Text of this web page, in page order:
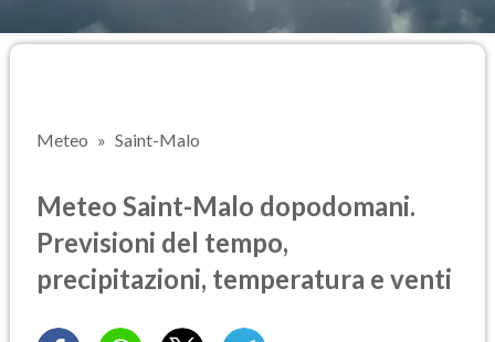
Meteo Saint-Malo
Meteo Saint-Malo dopodomani.
Previsioni del tempo,
precipitazioni, temperatura e venti